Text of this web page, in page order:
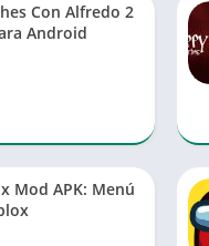
Con Alfredo 2
Android
Mod APK: Menú